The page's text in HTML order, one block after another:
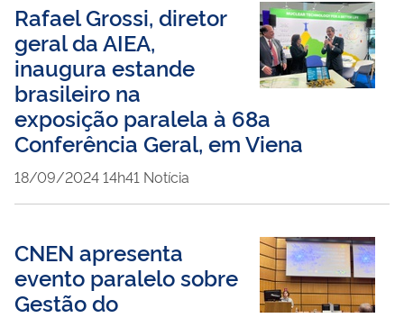
Rafael Grossi, diretor
geral da AIEA,
inaugura estande
brasileiro na
exposição paralela à 68a
Conferência Geral, em Viena
publicado
18/09/202414h41 Notícia
CNEN apresenta
evento paralelo sobre
Gestão do